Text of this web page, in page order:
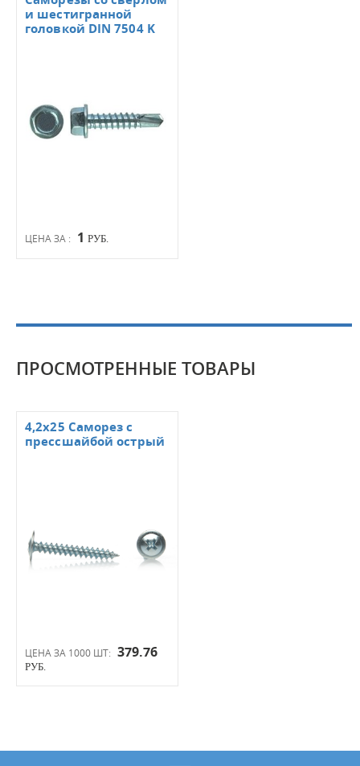
ЦЕНА ЗА : 1 РУБ.
и шестигранной
головкой DIN 7504 K
ПРОСМОТРЕННЫЕ ТОВАРЫ
ЦЕНА ЗА 1000 ШТ: 379.76
РУБ.
4,2х25 Саморез с
прессшайбой острый